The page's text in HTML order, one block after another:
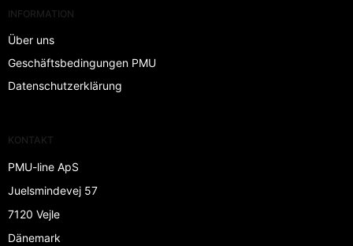
INFORMATION
Über uns
Geschäftsbedingungen PMU
Datenschutzerklärung
KONTAKT
PMU-line ApS
Juelsmindevej 57
7120 Vejle
Dänemark